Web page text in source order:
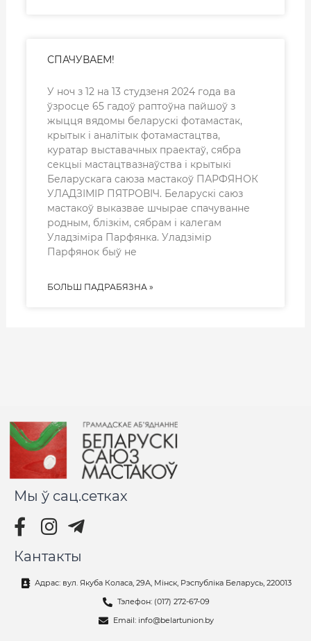
СПАЧУВАЕМ!
У ноч з 12 на 13 студзеня 2024 года ва
ўзросце 65 гадоў раптоўна пайшоў з
жыцця вядомы беларускі фотамастак,
крытык і аналітык фотамастацтва,
куратар выставачных праектаў, сябра
секцыі мастацтвазнаўства і крытыкі
Беларускага саюза мастакоў ПАРФЯНОК
УЛАДЗІМІР ПЯТРОВІЧ. Беларускі саюз
мастакоў выказвае шчырае спачуванне
родным, блізкім, сябрам і калегам
Уладзіміра Парфянка. Уладзімір
Парфянок быў не
БОЛЬШ ПАДРАБЯЗНА »
Мы ў сац.сетках
Кантакты
Адрас: вул. Якуба Коласа, 29А, Мінск, Рэспубліка Беларусь, 220013
Тэлефон: (017) 272-67-09
Email: info@belartunion.by